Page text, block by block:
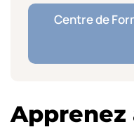
Centre de
Apprenez